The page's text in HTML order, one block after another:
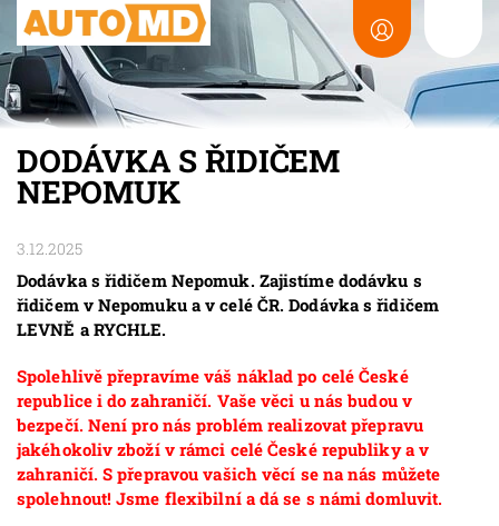
DODÁVKA S ŘIDIČEM
NEPOMUK
3.12.2025
Dodávka s řidičem Nepomuk. Zajistíme dodávku s
řidičem v Nepomuku a v celé ČR. Dodávka s řidičem
LEVNĚ a RYCHLE.
Spolehlivě přepravíme váš náklad po celé České
republice i do zahraničí. Vaše věci u nás budou v
bezpečí. Není pro nás problém realizovat přepravu
jakéhokoliv zboží v rámci celé České republiky a v
zahraničí. S přepravou vašich věcí se na nás můžete
spolehnout! Jsme flexibilní a dá se s námi domluvit.